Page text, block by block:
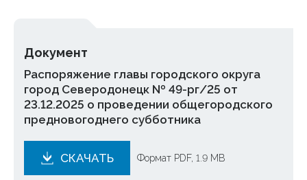
Документ
Распоряжение главы городского округа
город Северодонецк № 49-рг/25 от
23.12.2025 о проведении общегородского
предновогоднего субботника
СКАЧАТЬ Формат PDF, 1.9 MB